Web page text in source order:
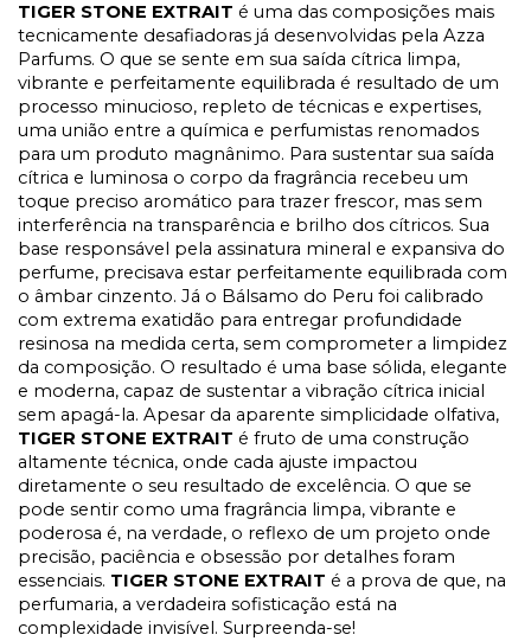
TIGER STONE EXTRAIT é uma das composições mais
tecnicamente desafiadoras já desenvolvidas pela Azza
Parfums. O que se sente em sua saída cítrica limpa,
vibrante e perfeitamente equilibrada é resultado de um
processo minucioso, repleto de técnicas e expertises,
uma união entre a química e perfumistas renomados
para um produto magnânimo. Para sustentar sua saída
cítrica e luminosa o corpo da fragrância recebeu um
toque preciso aromático para trazer frescor, mas sem
interferência na transparência e brilho dos cítricos. Sua
base responsável pela assinatura mineral e expansiva do
perfume, precisava estar perfeitamente equilibrada com
o âmbar cinzento. Já o Bálsamo do Peru foi calibrado
com extrema exatidão para entregar profundidade
resinosa na medida certa, sem comprometer a limpidez
da composição. O resultado é uma base sólida, elegante
e moderna, capaz de sustentar a vibração cítrica inicial
sem apagá-la. Apesar da aparente simplicidade olfativa,
TIGER STONE EXTRAIT é fruto de uma construção
altamente técnica, onde cada ajuste impactou
diretamente o seu resultado de excelência. O que se
pode sentir como uma fragrância limpa, vibrante e
poderosa é, na verdade, o reflexo de um projeto onde
precisão, paciência e obsessão por detalhes foram
essenciais. TIGER STONE EXTRAIT é a prova de que, na
perfumaria, a verdadeira sofisticação está na
complexidade invisível. Surpreenda-se!